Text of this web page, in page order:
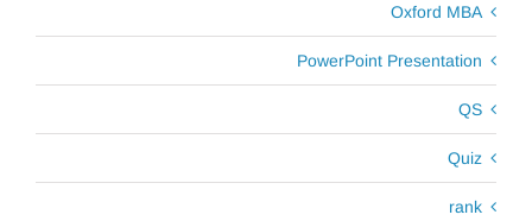
Oxford MBA
PowerPoint Presentation
QS
Quiz
rank